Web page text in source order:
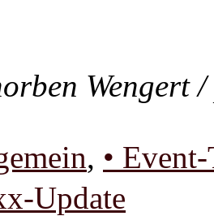
Wengert
, •
Update